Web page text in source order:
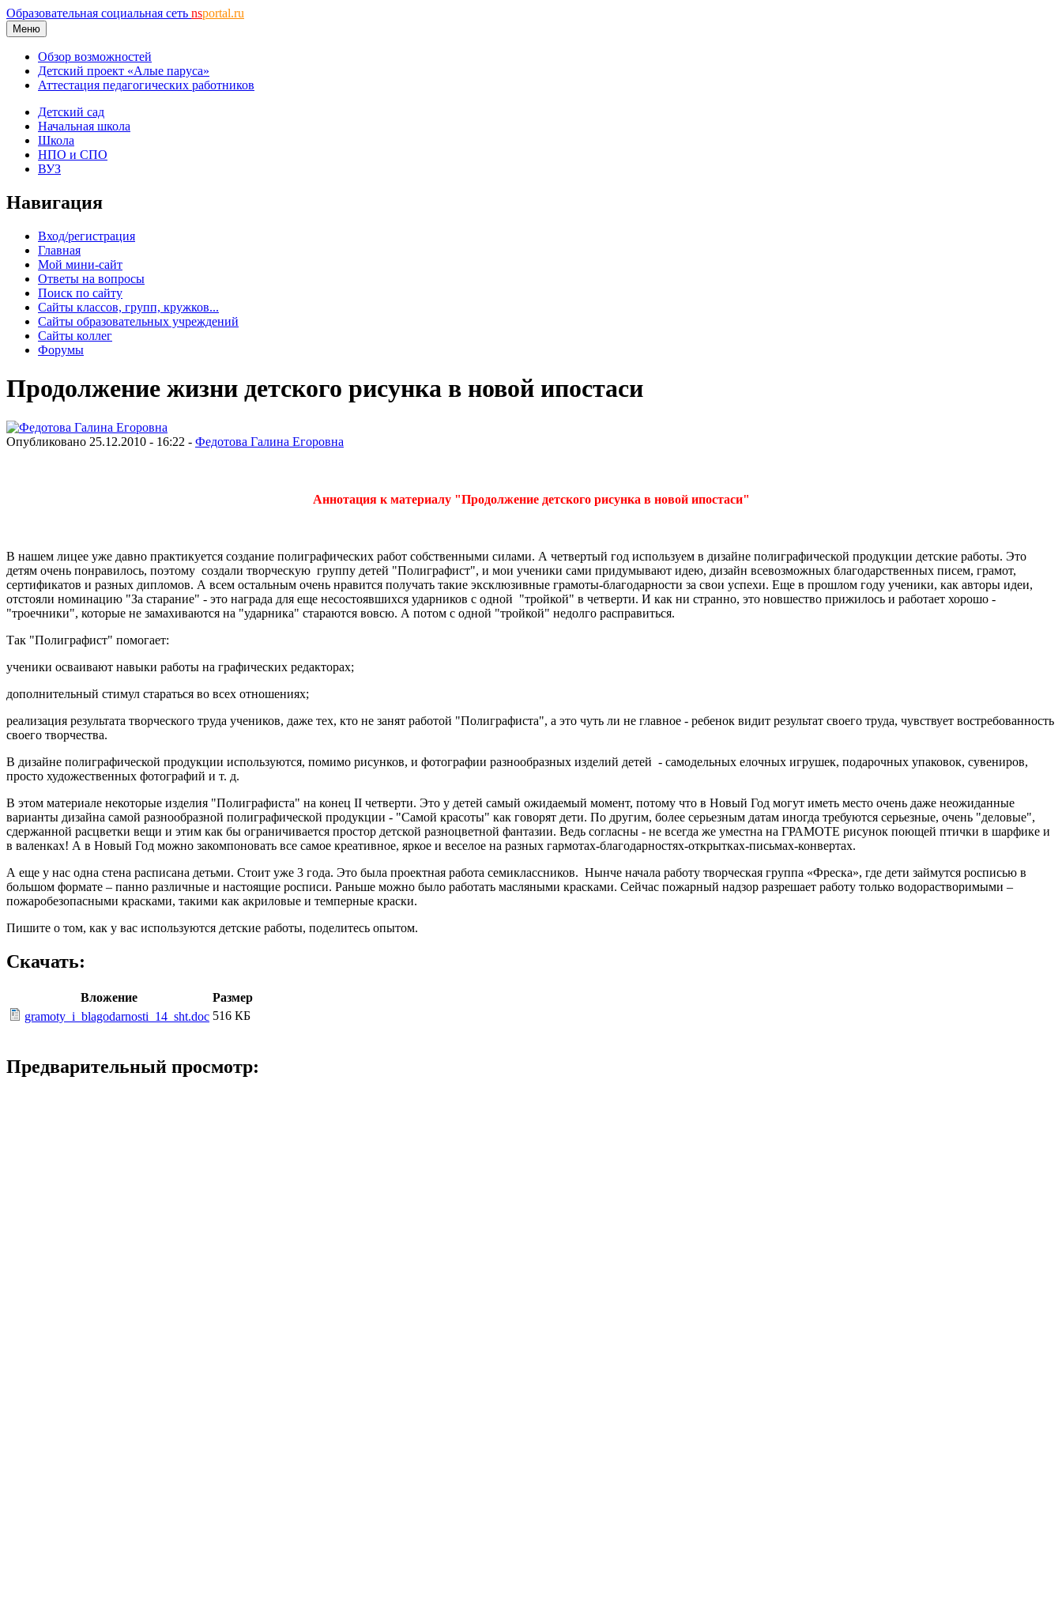
Образовательная социальная сеть nsportal.ru
Меню
Обзор возможностей
Детский проект «Алые паруса»
Аттестация педагогических работников
Детский сад
Начальная школа
Школа
НПО и СПО
ВУЗ
Навигация
Вход/регистрация
Главная
Мой мини-сайт
Ответы на вопросы
Поиск по сайту
Сайты классов, групп, кружков...
Сайты образовательных учреждений
Сайты коллег
Форумы
Продолжение жизни детского рисунка в новой ипостаси
Опубликовано 25.12.2010 - 16:22 - Федотова Галина Егоровна
Аннотация к материалу "Продолжение детского рисунка в новой ипостаси"
В нашем лицее уже давно практикуется создание полиграфических работ собственными силами. А четвертый год используем в дизайне полиграфической продукции детские работы. Это
детям очень понравилось, поэтому создали творческую группу детей "Полиграфист", и мои ученики сами придумывают идею, дизайн всевозможных благодарственных писем, грамот,
сертификатов и разных дипломов. А всем остальным очень нравится получать такие эксклюзивные грамоты-благодарности за свои успехи. Еще в прошлом году ученики, как авторы идеи,
отстояли номинацию "За старание" - это награда для еще несостоявшихся ударников с одной "тройкой" в четверти. И как ни странно, это новшество прижилось и работает хорошо -
"троечники", которые не замахиваются на "ударника" стараются вовсю. А потом с одной "тройкой" недолго расправиться.
Так "Полиграфист" помогает:
ученики осваивают навыки работы на графических редакторах;
дополнительный стимул стараться во всех отношениях;
реализация результата творческого труда учеников, даже тех, кто не занят работой "Полиграфиста", а это чуть ли не главное - ребенок видит результат своего труда, чувствует востребованность
своего творчества.
В дизайне полиграфической продукции используются, помимо рисунков, и фотографии разнообразных изделий детей - самодельных елочных игрушек, подарочных упаковок, сувениров,
просто художественных фотографий и т. д.
В этом материале некоторые изделия "Полиграфиста" на конец II четверти. Это у детей самый ожидаемый момент, потому что в Новый Год могут иметь место очень даже неожиданные
варианты дизайна самой разнообразной полиграфической продукции - "Самой красоты" как говорят дети. По другим, более серьезным датам иногда требуются серьезные, очень "деловые",
сдержанной расцветки вещи и этим как бы ограничивается простор детской разноцветной фантазии. Ведь согласны - не всегда же уместна на ГРАМОТЕ рисунок поющей птички в шарфике и
в валенках! А в Новый Год можно закомпоновать все самое креативное, яркое и веселое на разных гармотах-благодарностях-открытках-письмах-конвертах.
А еще у нас одна стена расписана детьми. Стоит уже 3 года. Это была проектная работа семиклассников. Нынче начала работу творческая группа «Фреска», где дети займутся росписью в
большом формате – панно различные и настоящие росписи. Раньше можно было работать масляными красками. Сейчас пожарный надзор разрешает работу только водорастворимыми –
пожаробезопасными красками, такими как акриловые и темперные краски.
Пишите о том, как у вас используются детские работы, поделитесь опытом.
Скачать:
Вложение
Размер
gramoty_i_blagodarnosti_14_sht.doc 516 КБ
Предварительный просмотр: